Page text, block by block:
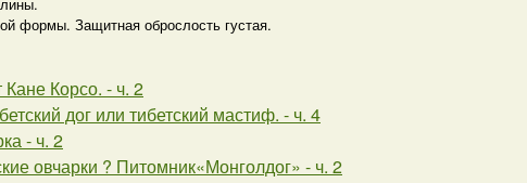
формы. Защитная оброслость густая.
Корсо. - ч. 2
дог или тибетский мастиф. - ч. 4
- ч. 2
овчарки ? Питомник«Монголдог» - ч. 2